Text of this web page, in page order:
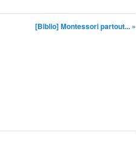
[Biblio] Montessori partout... »